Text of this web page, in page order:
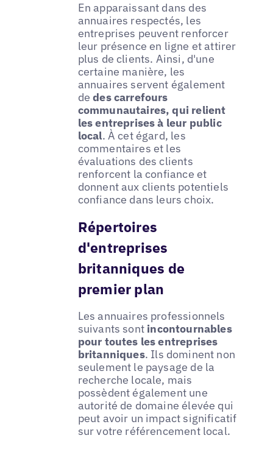
En apparaissant dans des
annuaires respectés, les
entreprises peuvent renforcer
leur présence en ligne et attirer
plus de clients. Ainsi, d'une
certaine manière, les
annuaires servent également
dedes carrefours
communautaires, qui relient
les entreprises à leur public
local. À cet égard, les
commentaires et les
évaluations des clients
renforcent la confiance et
donnent aux clients potentiels
confiance dans leurs choix.
Répertoires
d'entreprises
britanniques de
premier plan
Les annuaires professionnels
suivants sont incontournables
pour toutes les entreprises
britanniques. Ils dominent non
seulement le paysage de la
recherche locale, mais
possèdent également une
autorité de domaine élevée qui
peut avoir un impact significatif
sur votre référencement local.